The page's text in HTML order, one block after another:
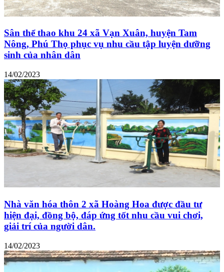
Sân thể thao khu 24 xã Vạn Xuân, huyện Tam
Nông, Phú Thọ phục vụ nhu cầu tập luyện dưỡng
sinh của nhân dân
14/02/2023
Nhà văn hóa thôn 2 xã Hoàng Hoa được đầu tư
hiện đại, đồng bộ, đáp ứng tốt nhu cầu vui chơi,
giải trí của người dân.
14/02/2023